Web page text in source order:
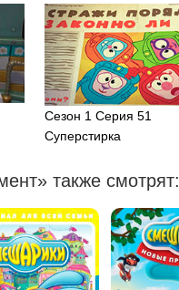
Сезон 1 Серия 51
Суперстирка
также смотрят: